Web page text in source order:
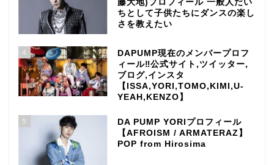
藤大地)プロフィール 一般人だい
ちとして子供たちにダンスの楽し
さを教えたい
4
DAPUMP現在のメンバープロフ
ィール‼公式サイト,ツイッター,
ブログ,インスタ
【ISSA,YORI,TOMO,KIMI,U-
YEAH,KENZO】
5
DA PUMP YORIプロフィール
【AFROISM / ARMATERAZ】
POP from Hirosima